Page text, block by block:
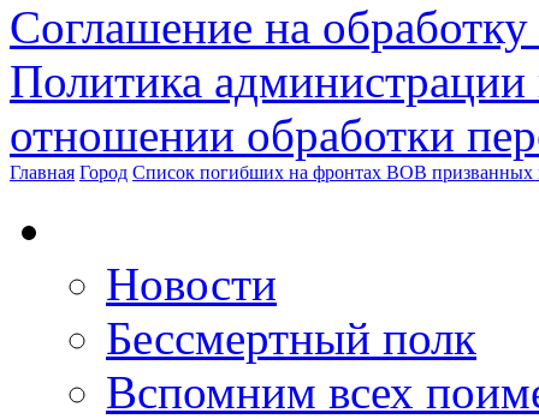
Соглашение на
Политика
отношении обработки
Главная Город Список погибших на фронтах ВОВ призванных
Новости
Бессмертный полк
Вспомним всех